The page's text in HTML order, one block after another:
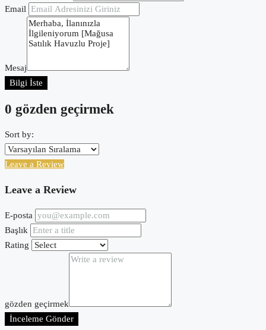
Email
Mesaj
Bilgi İste
0 gözden geçirmek
Sort by:
Leave a Review
Leave a Review
E-posta
Başlık
Rating
gözden geçirmek
İnceleme Gönder